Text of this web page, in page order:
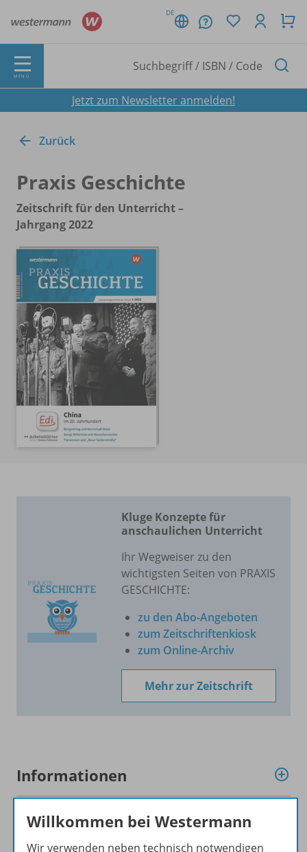
DE
MENÜ
Jetzt zum Newsletter anmelden!
Zurück
Praxis Geschichte
Zeitschrift für den Unterricht –
Jahrgang 2022
Kluge Konzepte für
anschaulichen Unterricht
Ihr Wegweiser zu den
wichtigsten Seiten von PRAXIS
GESCHICHTE:
zu den Abo-Angeboten
zum Zeitschriftenkiosk
zum Online-Archiv
Mehr zur Zeitschrift
Informationen
Produkte des Jahrgangs
Willkommen bei Westermann
Wir verwenden neben technisch notwendigen